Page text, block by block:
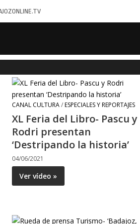
CANAL CULTURA/ESPECIALES Y REPORTAJES
XL Feria del Libro- Pascu y
Rodri presentan
‘Destripando la historia’
04/06/2021
Ver vídeo »